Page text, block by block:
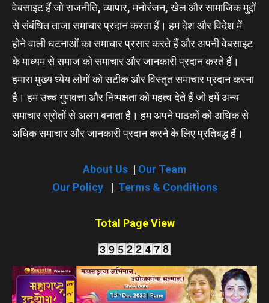
वेबसाइट हैं जो राजनीति, व्यापार, मनोरंजन, खेल और सामाजिक मुद्दों
से संबंधित ताजा समाचार प्रदान करता हैं। हम देश और विदेश में
होने वाली घटनाओं का समाचार प्रसार करते हैं और अपनी वेबसाइट
के माध्यम से समाज को समाचार और जानकारी प्रदान करते हैं।
हमारा मुख्य ध्येय लोगों को सटीक और विस्तृत समाचार प्रदान करना
है। हम उच्च गुणवत्ता और निष्पक्षता को महत्व देते हैं जो हमें अन्य
समाचार स्रोतों से अलग बनाता है। हम अपने पाठकों को अधिक से
अधिक समाचार और जानकारी प्रदान करने के लिए प्रतिबद्ध हैं।
About Us| Our Team
Our Policy
| Terms & Conditions
Total Page View